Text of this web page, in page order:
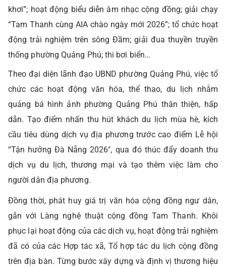
khơi”; hoạt động biểu diễn âm nhạc cộng đồng; giải chạy
“Tam Thanh cùng AIA chào ngày mới 2026”; tổ chức hoạt
động trải nghiệm trên sông Đầm; giải đua thuyền truyền
thống phường Quảng Phú; thi bơi biển…
Theo đại diện lãnh đạo UBND phường Quảng Phú, việc tổ
chức các hoạt động văn hóa, thể thao, du lịch nhằm
quảng bá hình ảnh phường Quảng Phú thân thiện, hấp
dẫn. Tạo điểm nhấn thu hút khách du lịch mùa hè, kích
cầu tiêu dùng dịch vụ địa phương trước cao điểm Lễ hội
“Tận hưởng Đà Nẵng 2026", qua đó thúc đẩy doanh thu
dịch vụ du lịch, thương mại và tạo thêm việc làm cho
người dân địa phương.
Đồng thời, phát huy giá trị văn hóa cộng đồng ngư dân,
gắn với Làng nghệ thuật cộng đồng Tam Thanh. Khôi
phục lại hoạt động của các dịch vụ, hoạt động trải nghiệm
đã có của các Hợp tác xã, Tổ hợp tác du lịch cộng đồng
trên địa bàn. Từng bước xây dựng và định vị thương hiệu